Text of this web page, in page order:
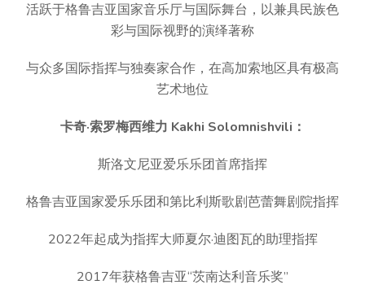
活跃于格鲁吉亚国家音乐厅与国际舞台，以兼具民族色
彩与国际视野的演绎著称
与众多国际指挥与独奏家合作，在高加索地区具有极高
艺术地位
卡奇·索罗梅西维力 Kakhi Solomnishvili：
斯洛文尼亚爱乐乐团首席指挥
格鲁吉亚国家爱乐乐团和第比利斯歌剧芭蕾舞剧院指挥
2022年起成为指挥大师夏尔·迪图瓦的助理指挥
2017年获格鲁吉亚“茨南达利音乐奖”